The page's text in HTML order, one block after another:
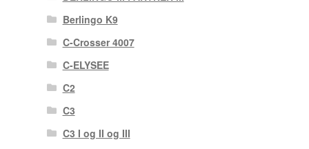
Berlingo K9
C-Crosser 4007
C-ELYSEE
C2
C3
C3 I og II og III